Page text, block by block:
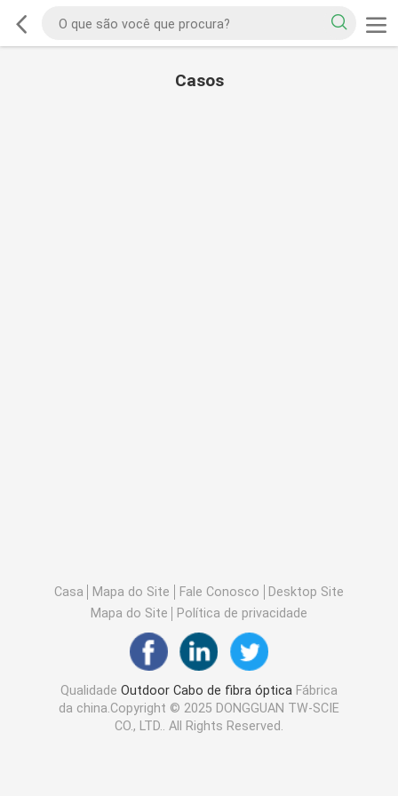
Casos
Casa Mapa do Site Fale Conosco
Desktop Site
Mapa do Site
Política de privacidade
Qualidade Outdoor Cabo de fibra óptica Fábrica
da china.Copyright © 2025 DONGGUAN TW-SCIE
CO., LTD.. All Rights Reserved.